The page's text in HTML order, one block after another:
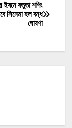
ইবনে বতুতা শপিং
সিনেমা হল বন্ধ
ঘোষণা